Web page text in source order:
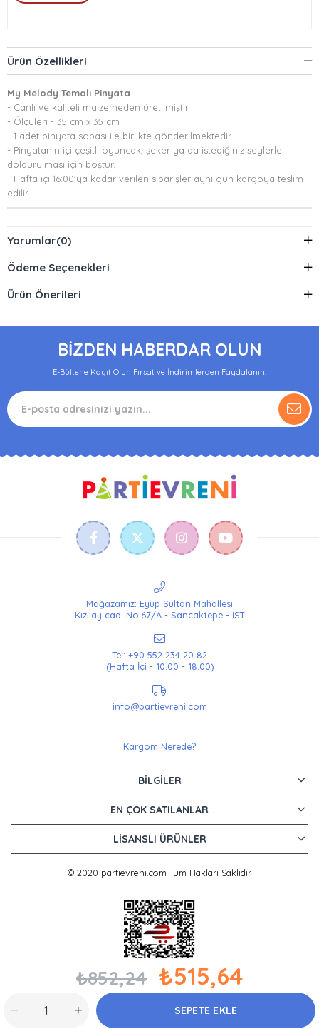
Ürün Özellikleri
My Melody Temalı Pinyata
- Canlı ve kaliteli malzemeden üretilmiştir.
- Ölçüleri - 35 cm x 35 cm
- 1 adet pinyata sopası ile birlikte gönderilmektedir.
- Pinyatanın içi çeşitli oyuncak, şeker ya da istediğiniz şeylerle
doldurulması için boştur.
- Hafta içi 16:00'ya kadar verilen siparişler aynı gün kargoya teslim
edilir.
Yorumlar(0)
Ödeme Seçenekleri
Ürün Önerileri
₺852,24 ₺515,64
BİZDEN HABERDAR OLUN
E-Bültene Kayıt Olun Fırsat ve İndirimlerden Faydalanın!
Mağazamız: Eyüp Sultan Mahallesi
Kızılay cad. No:67/A - Sancaktepe - İST
Tel: +90 552 234 20 82
(Hafta İçi - 10.00 - 18.00)
info@partievreni.com
Kargom Nerede?
BILGILER
EN ÇOK SATILANLAR
LISANSLI ÜRÜNLER
© 2020 partievreni.com Tüm Hakları Saklıdır